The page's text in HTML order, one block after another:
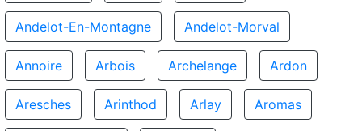
Andelot-En-Montagne Andelot-Morval
Annoire Arbois Archelange Ardon
Aresches Arinthod Arlay Aromas